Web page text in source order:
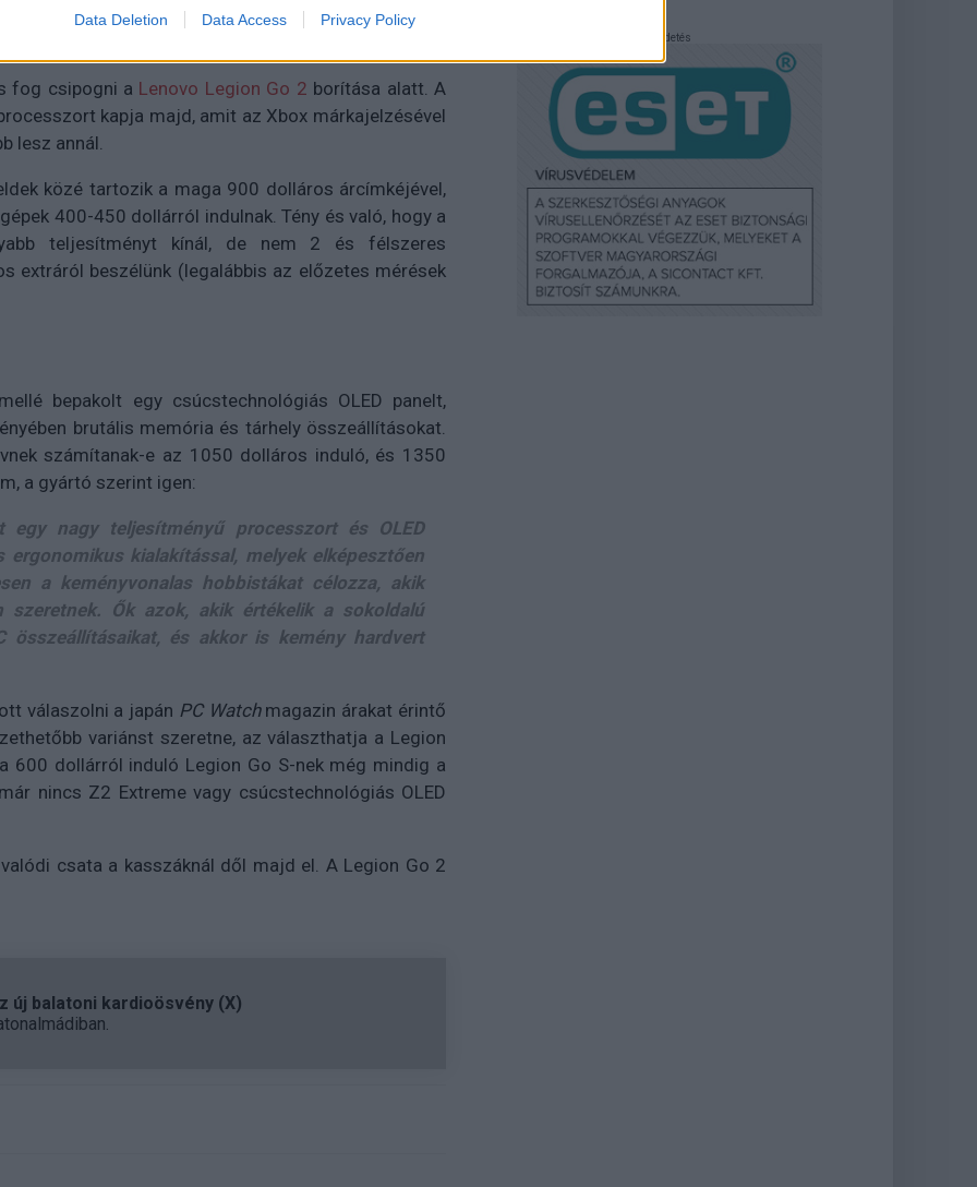
Data Deletion Data Access Privacy Policy
fog csipogni a Lenovo Legion Go 2 borítása alatt. A
kapja majd, amit az Xbox márkajelzésével
lesz annál.
közé tartozik a maga 900 dolláros árcímkéjével,
400-450 dollárról indulnak. Tény és való, hogy a
teljesítményt kínál, de nem 2 és félszeres
extráról beszélünk (legalábbis az előzetes mérések
bepakolt egy csúcstechnológiás OLED panelt,
brutális memória és tárhely összeállításokat.
számítanak-e az 1050 dolláros induló, és 1350
a gyártó szerint igen:
nagy teljesítményű processzort és OLED
kialakítással, melyek elképesztően
a keményvonalas hobbistákat célozza, akik
Ők azok, akik értékelik a sokoldalú
összeállításaikat, és akkor is kemény hardvert
válaszolni a japán PC Watchmagazin árakat érintő
variánst szeretne, az választhatja a Legion
600 dollárról induló Legion Go S-nek még mindig a
nincs Z2 Extreme vagy csúcstechnológiás OLED
csata a kasszáknál dől majd el. A Legion Go 2
új balatoni kardioösvény (X)
Hirdetés